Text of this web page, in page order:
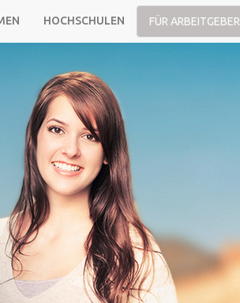
HOCHSCHULEN FÜR ARBEITGEBER